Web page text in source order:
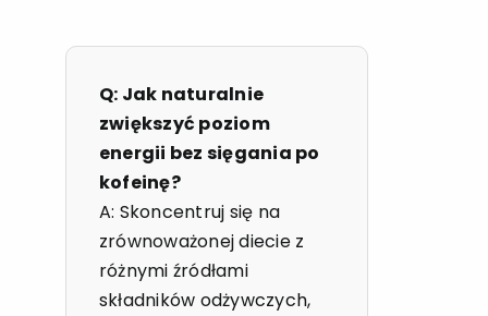
Q: Jak naturalnie
zwiększyć poziom
energii bez sięgania po
kofeinę?
A: Skoncentruj się na
zrównoważonej diecie z
różnymi źródłami
składników odżywczych,